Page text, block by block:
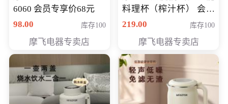
6060 会员专享价68元
98.00
库存100
摩飞电器专卖店
料理杯（榨汁杯） 会员
专享价118元
219.00 库存100
摩飞电器专卖店